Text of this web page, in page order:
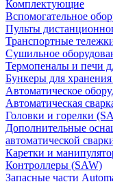
Комплектующие
Вспомогательное
Пульты
Транспортные
Сушильное
Термопеналы и печи
Бункеры для
Автоматическое
Автоматическая
Головки и горелки
Дополнительные
автоматической
Каретки и
Контроллеры (SAW)
Запасные части